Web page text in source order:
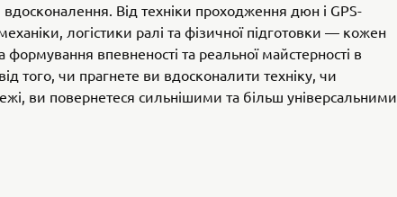
Від техніки проходження дюн і GPS-
механіки, логістики ралі та фізичної підготовки — кожен
впевненості та реальної майстерності в
того, чи прагнете ви вдосконалити техніку, чи
ви повернетеся сильнішими та більш універсальними